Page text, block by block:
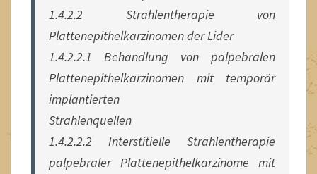
1.4.2.2 Strahlentherapie von
Plattenepithelkarzinomen der Lider
1.4.2.2.1 Behandlung von palpebralen
Plattenepithelkarzinomen mit temporär
implantierten
Strahlenquellen
1.4.2.2.2 Interstitielle Strahlentherapie
palpebraler Plattenepithelkarzinome mit